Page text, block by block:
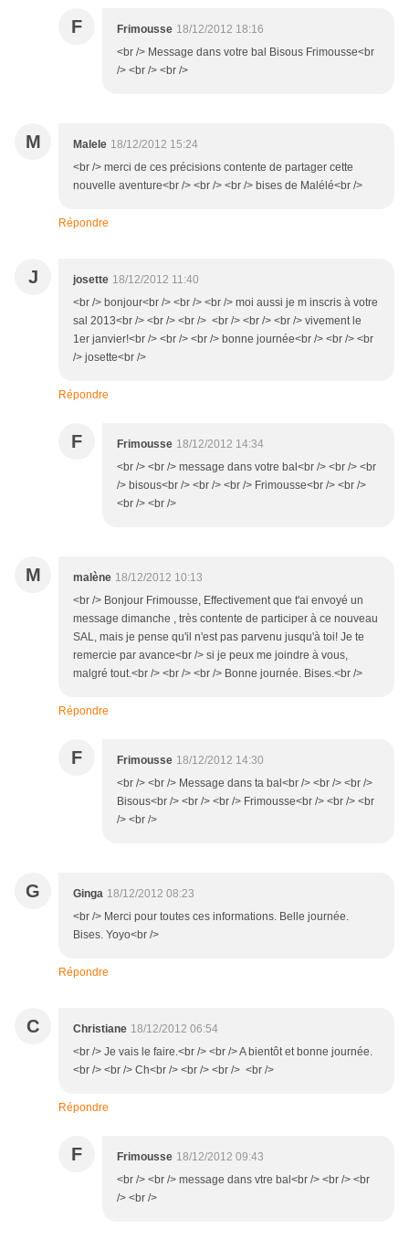
F Frimousse 18/12/2012 18:16
<br /> Message dans votre bal Bisous Frimousse<br
/> <br /> <br />
M Malele 18/12/2012 15:24
<br /> merci de ces précisions contente de partager cette
nouvelle aventure<br /> <br /> <br /> bises de Malélé<br />
Répondre
J josette 18/12/2012 11:40
<br /> bonjour<br /> <br /> <br /> moi aussi je m inscris à votre
sal 2013<br /> <br /> <br /> <br /> <br /> <br /> vivement le
1er janvier!<br /> <br /> <br /> bonne journée<br /> <br /> <br
/> josette<br />
Répondre
F Frimousse 18/12/2012 14:34
<br /> <br /> message dans votre bal<br /> <br /> <br
/> bisous<br /> <br /> <br /> Frimousse<br /> <br />
<br /> <br />
M malène 18/12/2012 10:13
<br /> Bonjour Frimousse, Effectivement que t'ai envoyé un
message dimanche , très contente de participer à ce nouveau
SAL, mais je pense qu'il n'est pas parvenu jusqu'à toi! Je te
remercie par avance<br /> si je peux me joindre à vous,
malgré tout.<br /> <br /> <br /> Bonne journée. Bises.<br />
Répondre
F Frimousse 18/12/2012 14:30
<br /> <br /> Message dans ta bal<br /> <br /> <br />
Bisous<br /> <br /> <br /> Frimousse<br /> <br /> <br
/> <br />
G Ginga 18/12/2012 08:23
<br /> Merci pour toutes ces informations. Belle journée.
Bises. Yoyo<br />
Répondre
C Christiane 18/12/2012 06:54
<br /> Je vais le faire.<br /> <br /> A bientôt et bonne journée.
<br /> <br /> Ch<br /> <br /> <br /> <br />
Répondre
F Frimousse 18/12/2012 09:43
<br /> <br /> message dans vtre bal<br /> <br /> <br
/> <br />